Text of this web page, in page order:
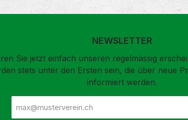
NEWSLETTER
Sie jetzt einfach unseren regelmässig
stets unter den Ersten sein, die über neue
informiert werden.
Mail-
Adresse